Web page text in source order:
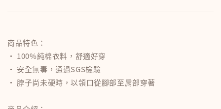
商品特色：
‧ 100%純棉衣料，舒適好穿
‧ 安全無毒，通過SGS檢驗
‧ 脖子尚未硬時，以領口從腳部至肩部穿著